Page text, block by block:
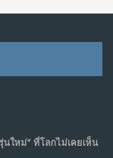
ะท้วงดิจิทัล” ครั้งใหม่
นใหม่” ที่โลกไม่เคยเห็น